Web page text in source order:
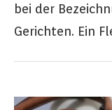
bei der
Gerichten. Ein